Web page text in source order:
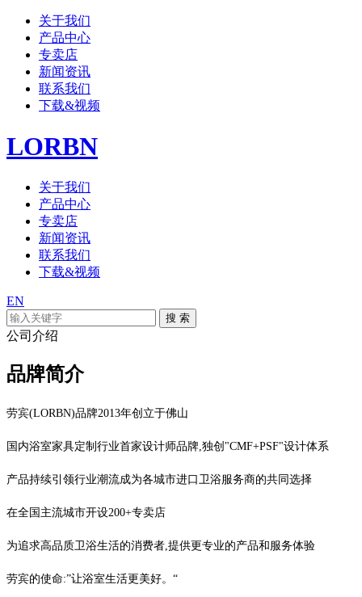
关于我们
产品中心
专卖店
新闻资讯
联系我们
下载&视频
LORBN
关于我们
产品中心
专卖店
新闻资讯
联系我们
下载&视频
EN
公司介绍
品牌简介
劳宾(LORBN)品牌2013年创立于佛山
国内浴室家具定制行业首家设计师品牌 ,独创"CMF+PSF"设计体系
产品持续引领行业潮流成为各城市进口卫浴服务商的共同选择
在全国主流城市开设200+专卖店
为追求高品质卫浴生活的消费者 ,提供更专业的产品和服务体验
劳宾的使命:”让浴室生活更美好。“